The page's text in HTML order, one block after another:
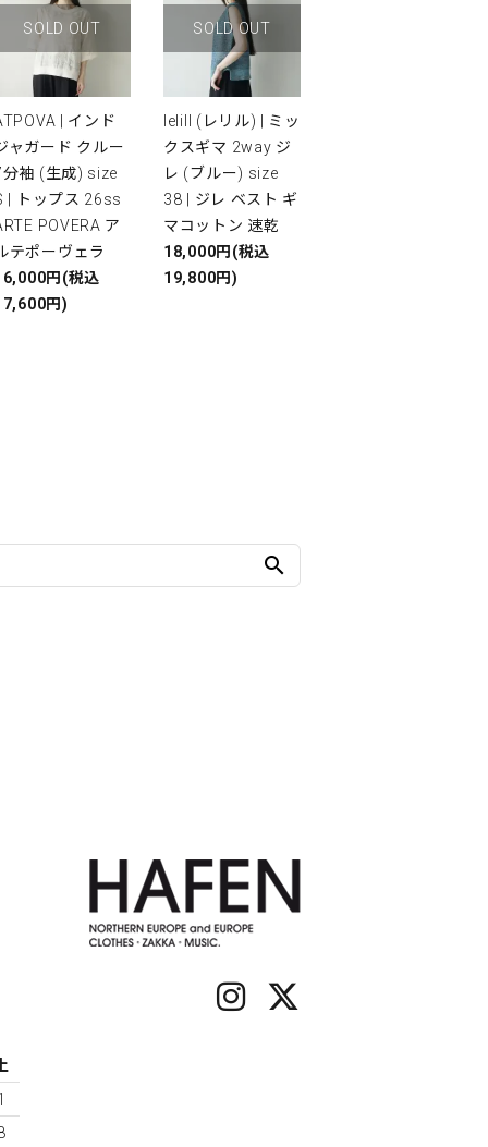
SOLD OUT
| インド
ャガード クルー
袖 (生成) size
| トップス 26ss
POVERA ア
テポーヴェラ
円(税込
円)
SOLD OUT
lelill (レリル) | ミッ
クスギマ 2way ジ
レ (ブルー) size
38 | ジレ ベスト ギ
マコットン 速乾
18,000円(税込
19,800円)
search